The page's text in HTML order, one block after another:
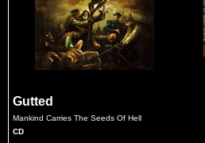
Gutted
Mankind Carries The Seeds Of Hell
CD